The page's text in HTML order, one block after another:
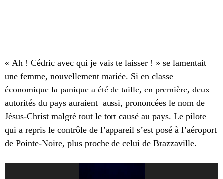
« Ah ! Cédric avec qui je vais te laisser ! » se lamentait
une femme, nouvellement mariée. Si en classe
économique la panique a été de taille, en première, deux
autorités du pays auraient aussi, prononcées le nom de
Jésus-Christ malgré tout le tort causé au pays. Le pilote
qui a repris le contrôle de l’appareil s’est posé à l’aéroport
de Pointe-Noire, plus proche de celui de Brazzaville.